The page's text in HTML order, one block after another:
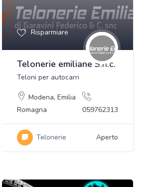
Risparmiare
Telonerie emiliane S.n.c.
Teloni per autocarri
Modena, Emilia
Romagna
059762313
Telonerie Aperto